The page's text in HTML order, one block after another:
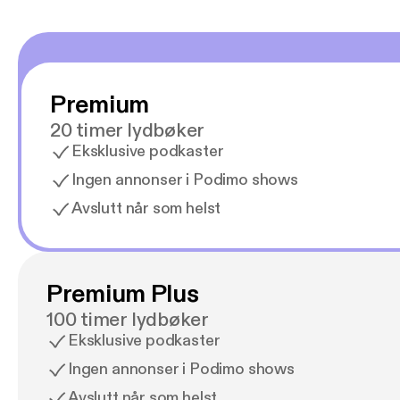
Premium
20 timer lydbøker
Eksklusive podkaster
Ingen annonser i Podimo shows
Avslutt når som helst
Premium Plus
100 timer lydbøker
Eksklusive podkaster
Ingen annonser i Podimo shows